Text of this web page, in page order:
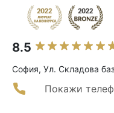
8.5
София, Ул. Складова
Покажи